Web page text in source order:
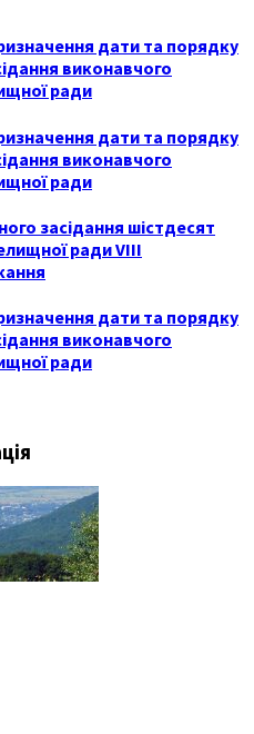
дати та порядку
виконавчого
ради
дати та порядку
виконавчого
ради
засідання шістдесят
ради VIII
дати та порядку
виконавчого
ради